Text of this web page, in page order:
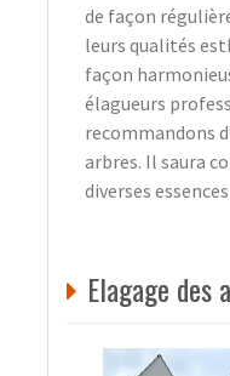
de façon
leurs qualités
façon
élagueurs
recommandons
arbres. Il saura
diverses
Elagage des